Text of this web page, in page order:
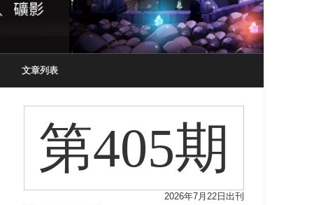
文章列表
第405期
2026年7月22日出刊